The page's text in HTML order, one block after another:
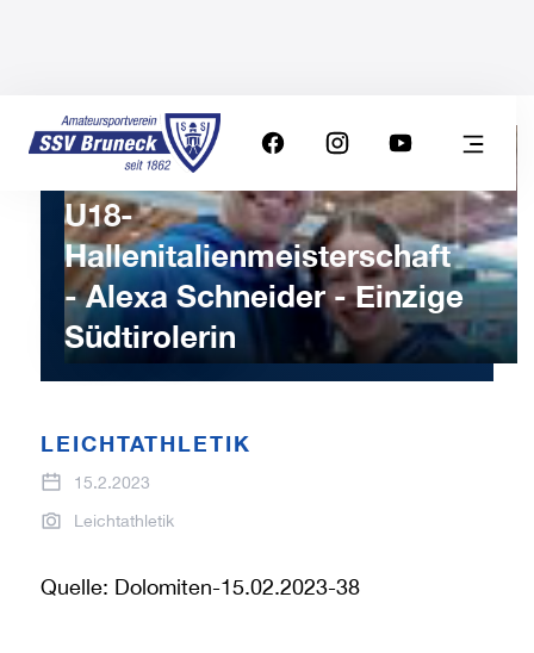
U18-
Hallenitalienmeisterschaft
- Alexa Schneider - Einzige
Südtirolerin
LEICHTATHLETIK
15.2.2023
Leichtathletik
Quelle: Dolomiten-15.02.2023-38